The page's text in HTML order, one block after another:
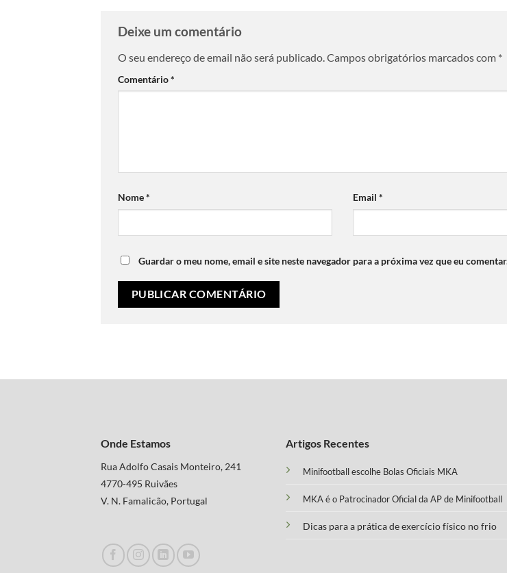
Deixe um comentário
O seu endereço de email não será publicado. Campos obrigatórios marcados com *
Comentário*
Nome* Email*
Guardar o meu nome, email e site neste navegador para a próxima vez que eu
Onde Estamos
Rua Adolfo Casais Monteiro, 241
4770-495 Ruivães
V. N. Famalicão, Portugal
Artigos Recentes
Minifootball escolhe Bolas Oficiais MKA
MKA é o Patrocinador Oficial da AP de Minifootball
Dicas para a prática de exercício físico no frio